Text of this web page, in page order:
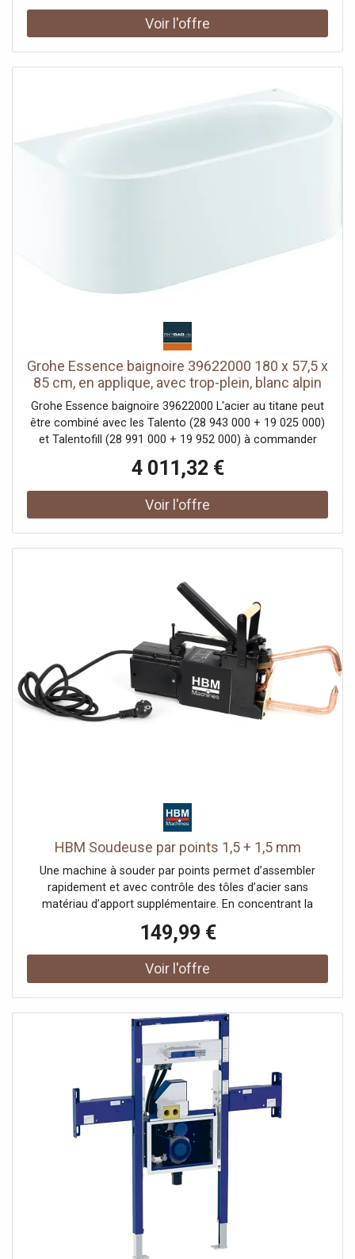
détecteur de mouvement très pratique. Elle convient
parfaitement pour une terrasse. Latarka dispose de trois
détection d'un mouvement et passe ensuite à une
luminosité moyenne. Mode 3 : la lumière s'allume pendant
15 secondes après la détection d'un mouvement et
s'éteint ensuite. Caractéristiques techniques - distance de
détection du capteur 6m - angle de détection du capteur
120° - hauteur d'installation optimale 1,5m - 2m - panneau
Grohe Essence baignoire 39622000 180 x 57,5 x
85 cm, en applique, avec trop-plein, blanc alpin
Grohe Essence baignoire 39622000 L'acier au titane peut
être combiné avec les Talento (28 943 000 + 19 025 000)
et Talentofill (28 991 000 + 19 952 000) à commander
Multiplex Trio (unité fonctionnelle 6161.62/727970 plus kit
d'équipement Visign MT3 chromé 6161.13/725792) avec
tapis anti-drones insonorisants
4 011,32 €
HBM Soudeuse par points 1,5 + 1,5 mm
Une machine à souder par points permet d’assembler
rapidement et avec contrôle des tôles d’acier sans
matériau d’apport supplémentaire. En concentrant la
solide sans déformation de la pièce.Cette machine de
soudage par points HBM offre un fonctionnement stable
et puissant pour les réparations de carrosserie, les
structures légères et l’usinage général des métaux. Grâce
travaillez confortablement dans les zones difficiles
d’accès, tandis que les électrodes serrent fermement
pour obtenir une liaison propre. Les électrodes peuvent
également être remplacées pour un usage optimal. La
machine fournit des performances fiables sur la tôle fine
et est conçue pour un usage répété sans perte de
puissance. La manipulation reste simple : serrer,
positionner et souder se font en un seul mouvement
fluide, permettant un travail efficace avec très peu de
préparation.
149,99 €